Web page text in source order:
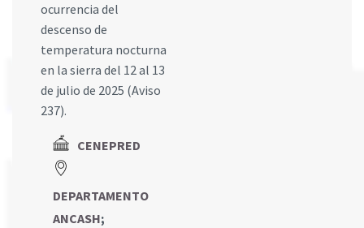
ocurrencia del
descenso de
temperatura nocturna
en la sierra del 12 al 13
de julio de 2025 (Aviso
237).
CENEPRED
DEPARTAMENTO
ANCASH;